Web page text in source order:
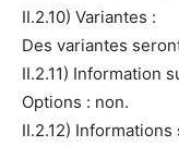
II.2.10) Variantes :
Des variantes
II.2.11) Information
Options : non.
II.2.12)